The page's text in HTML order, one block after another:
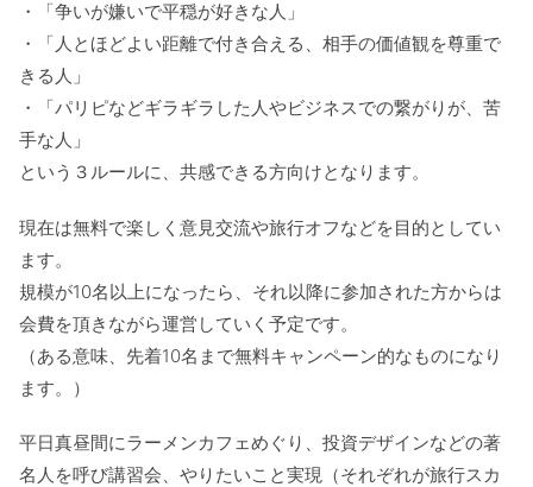
・「争いが嫌いで平穏が好きな人」
・「人とほどよい距離で付き合える、相手の価値観を尊重で
きる人」
・「パリピなどギラギラした人やビジネスでの繋がりが、苦
手な人」
という３ルールに、共感できる方向けとなります。
現在は無料で楽しく意見交流や旅行オフなどを目的としてい
ます。
規模が10名以上になったら、それ以降に参加された方からは
会費を頂きながら運営していく予定です。
（ある意味、先着10名まで無料キャンペーン的なものになり
ます。）
平日真昼間にラーメンカフェめぐり、投資デザインなどの著
名人を呼び講習会、やりたいこと実現（それぞれが旅行スカ